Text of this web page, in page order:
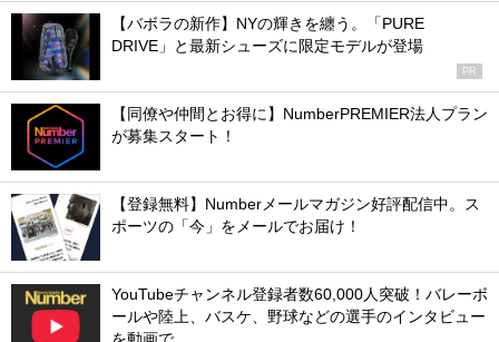
【バボラの新作】NYの輝きを纏う。「PURE
DRIVE」と最新シューズに限定モデルが登場
PR
【同僚や仲間とお得に】NumberPREMIER法人プラン
が募集スタート！
【登録無料】Numberメールマガジン好評配信中。ス
ポーツの「今」をメールでお届け！
YouTubeチャンネル登録者数60,000人突破！バレーボ
ールや陸上、バスケ、野球などの選手のインタビュー